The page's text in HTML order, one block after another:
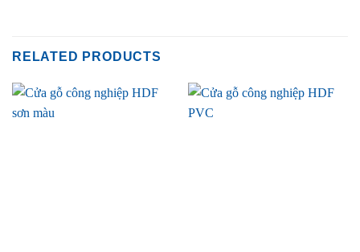
RELATED PRODUCTS